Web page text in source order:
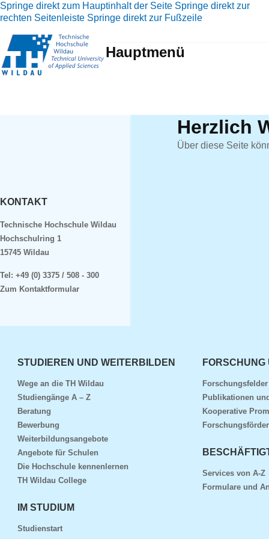
Springe direkt zum Hauptinhalt der Seite Springe direkt zur
rechten Seitenleiste Springe direkt zur Fußzeile
Hauptmenü
Herzlich
Über diese Seite
KONTAKT
Technische Hochschule Wildau
Hochschulring 1
15745 Wildau
Tel: +49 (0) 3375 / 508 - 300
Zum Kontaktformular
STUDIEREN UND WEITERBILDEN
Wege an die TH Wildau
Studiengänge A – Z
Beratung
Bewerbung
Weiterbildungsangebote
Angebote für Schulen
Die Hochschule kennenlernen
TH Wildau College
IM STUDIUM
Studienstart
Publikationen
Kooperative
Services von A-Z
Formulare und